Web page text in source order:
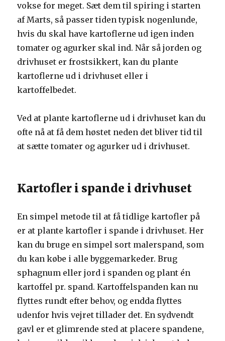
vokse for meget. Sæt dem til spiring i starten
af Marts, så passer tiden typisk nogenlunde,
hvis du skal have kartoflerne ud igen inden
tomater og agurker skal ind. Når så jorden og
drivhuset er frostsikkert, kan du plante
kartoflerne ud i drivhuset eller i
kartoffelbedet.
Ved at plante kartoflerne ud i drivhuset kan du
ofte nå at få dem høstet neden det bliver tid til
at sætte tomater og agurker ud i drivhuset.
Kartofler i spande i drivhuset
En simpel metode til at få tidlige kartofler på
er at plante kartofler i spande i drivhuset. Her
kan du bruge en simpel sort malerspand, som
du kan købe i alle byggemarkeder. Brug
sphagnum eller jord i spanden og plant én
kartoffel pr. spand. Kartoffelspanden kan nu
flyttes rundt efter behov, og endda flyttes
udenfor hvis vejret tillader det. En sydvendt
gavl er et glimrende sted at placere spandene,